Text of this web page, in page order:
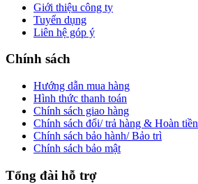
Giới thiệu công ty
Tuyển dụng
Liên hệ góp ý
Chính sách
Hướng dẫn mua hàng
Hình thức thanh toán
Chính sách giao hàng
Chính sách đổi/ trả hàng & Hoàn tiền
Chính sách bảo hành/ Bảo trì
Chính sách bảo mật
Tổng đài hỗ trợ